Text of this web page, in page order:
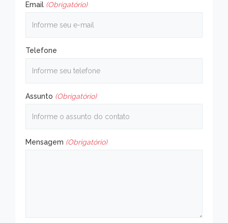
Email (Obrigatório)
Telefone
Assunto (Obrigatório)
Mensagem (Obrigatório)